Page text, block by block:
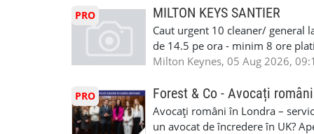
masinii). Acceptam cu permis
Enfield - Weybridge - Romford -
programari la interviu apelati
PRO MILTON KEYS SANTIER
Caut urgent 10 cleaner/ general
de 14.5 pe ora - minim 8 ore
la Amazon. Munca este usoara,
SAPTAMANALA Contact: +44
interesati
Milton Keynes, 05 Aug 2026,
PRO Forest & Co - Avocați
Avocați români în Londra –
un avocat de încredere în UK?